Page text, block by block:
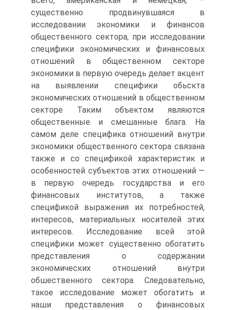
существенно продвинувшаяся в
исследовании экономики и финансов
общественного сектора, при исследовании
специфики экономических и финансовых
отношений в общественном секторе
экономики в первую очередь делает акцент
на выявлении специфики обьскта
экономических отношений в общественном
секторе Таким объектом являются
общественные и смешанные блага. На
самом деле специфика отношений внутри
экономики общественного сектора связана
также и со спецификой характеристик и
особенностей субъектов этих отношений —
в первую очередь государства и его
финансовых институтов, а также
спецификой выражения их потребностей,
интересов, материальных носителей этих
интересов. Исследование всей этой
специфики может существенно обогатить
представления о содержании
экономических отношений внутри
обшественного сектора. Следовательно,
такое исследование может обогатить и
наши представления о финансовых